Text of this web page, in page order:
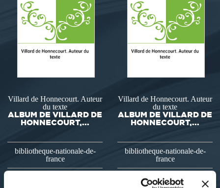
Villard de Honnecourt. Auteur
du texte
ALBUM DE VILLARD DE
HONNECOURT,...
bibliotheque-nationale-de-
france
Villard de Honnecourt. Auteur
du texte
ALBUM DE VILLARD DE
HONNECOURT,...
bibliotheque-nationale-de-
france
35€52